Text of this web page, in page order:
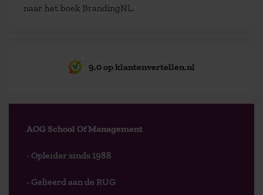
naar het boek BrandingNL.
9,0 op klantenvertellen.nl
AOG School Of Management
- Opleider sinds 1988
- Gelieerd aan de RUG